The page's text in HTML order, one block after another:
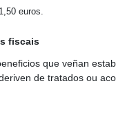
euros.
fiscais
que veñan
de tratados ou